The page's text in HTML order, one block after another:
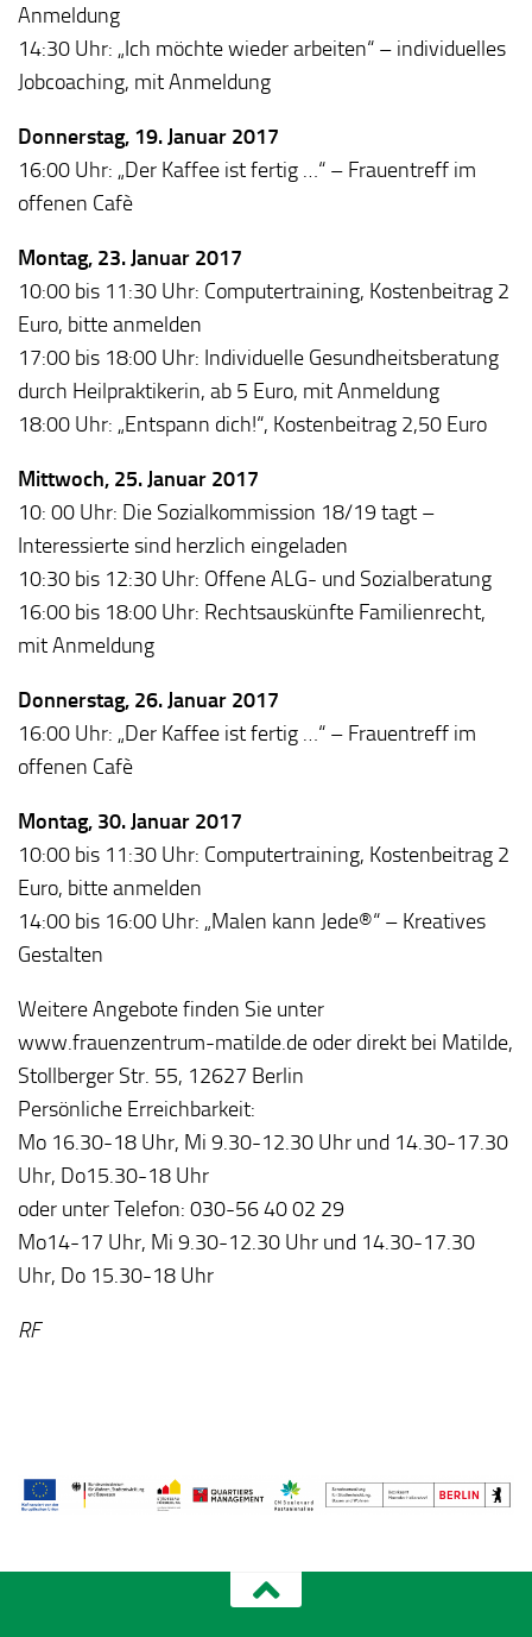
Anmeldung
14:30 Uhr: „Ich möchte wieder arbeiten“ – individuelles
Jobcoaching, mit Anmeldung
Donnerstag, 19. Januar 2017
16:00 Uhr: „Der Kaffee ist fertig …“ – Frauentreff im
offenen Cafè
Montag, 23. Januar 2017
10:00 bis 11:30 Uhr: Computertraining, Kostenbeitrag 2
Euro, bitte anmelden
17:00 bis 18:00 Uhr: Individuelle Gesundheitsberatung
durch Heilpraktikerin, ab 5 Euro, mit Anmeldung
18:00 Uhr: „Entspann dich!“, Kostenbeitrag 2,50 Euro
Mittwoch, 25. Januar 2017
10: 00 Uhr: Die Sozialkommission 18/19 tagt –
Interessierte sind herzlich eingeladen
10:30 bis 12:30 Uhr: Offene ALG- und Sozialberatung
16:00 bis 18:00 Uhr: Rechtsauskünfte Familienrecht,
mit Anmeldung
Donnerstag, 26. Januar 2017
16:00 Uhr: „Der Kaffee ist fertig …“ – Frauentreff im
offenen Cafè
Montag, 30. Januar 2017
10:00 bis 11:30 Uhr: Computertraining, Kostenbeitrag 2
Euro, bitte anmelden
14:00 bis 16:00 Uhr: „Malen kann Jede®“ – Kreatives
Gestalten
Weitere Angebote finden Sie unter
www.frauenzentrum-matilde.de oder direkt bei Matilde,
Stollberger Str. 55, 12627 Berlin
Persönliche Erreichbarkeit:
Mo 16.30-18 Uhr, Mi 9.30-12.30 Uhr und 14.30-17.30
Uhr, Do15.30-18 Uhr
oder unter Telefon: 030-56 40 02 29
Mo14-17 Uhr, Mi 9.30-12.30 Uhr und 14.30-17.30
Uhr, Do 15.30-18 Uhr
RF